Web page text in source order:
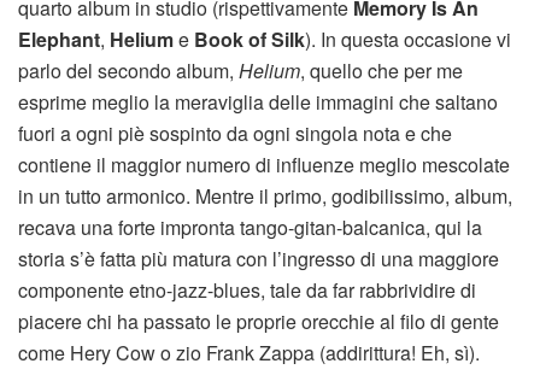
quarto album in studio (rispettivamente Memory Is An
Elephant, Heliume Book of Silk). In questa occasione vi
parlo del secondo album, Helium, quello che per me
esprime meglio la meraviglia delle immagini che saltano
fuori a ogni piè sospinto da ogni singola nota e che
contiene il maggior numero di influenze meglio mescolate
in un tutto armonico. Mentre il primo, godibilissimo, album,
recava una forte impronta tango-gitan-balcanica, qui la
storia s’è fatta più matura con l’ingresso di una maggiore
componente etno-jazz-blues, tale da far rabbrividire di
piacere chi ha passato le proprie orecchie al filo di gente
come Hery Cow o zio Frank Zappa (addirittura! Eh, sì).